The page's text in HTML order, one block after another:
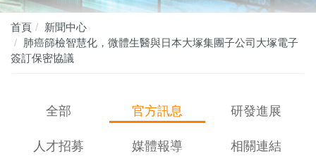
首頁
新聞中心
肺癌篩檢智慧化，微體生醫與日本大塚集團子公司大塚電子
簽訂保密協議
全部 官方訊息 研發進展
人才招募 媒體報導 相關連結